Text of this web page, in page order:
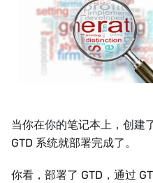
当你在你的笔记本上，创建
GTD 系统就部署完成了。
你看，部署了 GTD，通过